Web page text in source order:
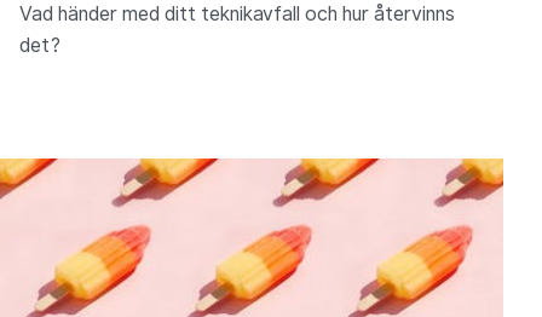
Vad händer med ditt teknikavfall och hur återvinns
det?